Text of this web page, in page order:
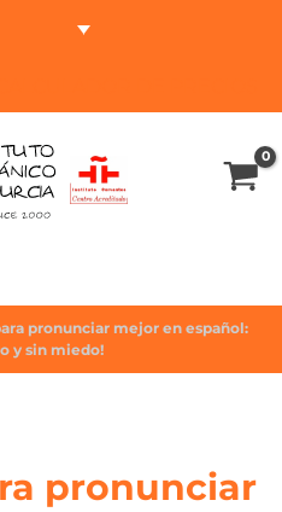
pronunciar mejor en español:
y sin miedo!
pronunciar